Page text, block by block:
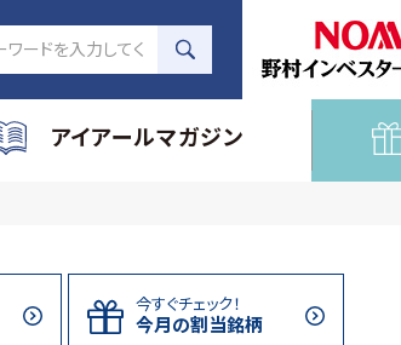
アイアールマガジン
今すぐチェック！
今月の割当銘柄